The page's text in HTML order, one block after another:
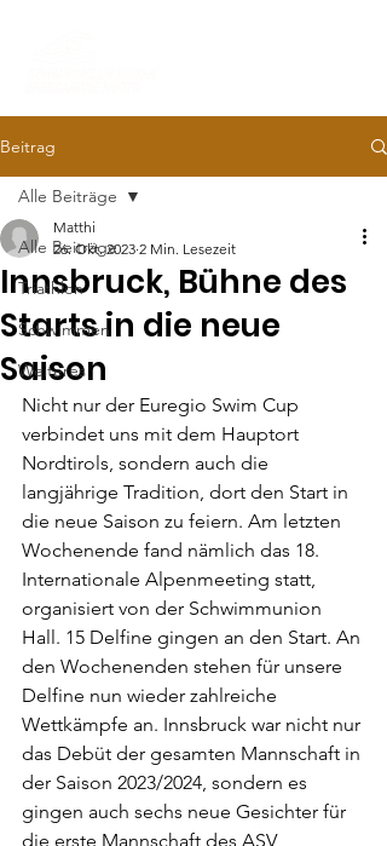
Beitrag
Alle Beiträge
Triathlon
Schwimmen
Weiteres
Alle Beiträge
Innsbruck, Bühne des
Starts in die neue
Saison
Matthi
26. Okt. 2023 2 Min. Lesezeit
Nicht nur der Euregio Swim Cup
verbindet uns mit dem Hauptort
Nordtirols, sondern auch die
langjährige Tradition, dort den Start in
die neue Saison zu feiern. Am letzten
Wochenende fand nämlich das 18.
Internationale Alpenmeeting statt,
organisiert von der Schwimmunion
Hall. 15 Delfine gingen an den Start. An
den Wochenenden stehen für unsere
Delfine nun wieder zahlreiche
Wettkämpfe an. Innsbruck war nicht nur
das Debüt der gesamten Mannschaft in
der Saison 2023/2024, sondern es
gingen auch sechs neue Gesichter für
die erste Mannschaft des ASV